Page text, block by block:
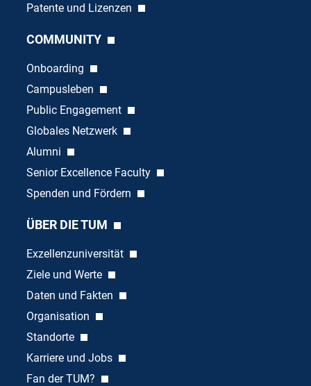
Patente und Lizenzen
COMMUNITY
Onboarding
Campusleben
Public Engagement
Globales Netzwerk
Alumni
Senior Excellence Faculty
Spenden und Fördern
ÜBER DIE TUM
Exzellenzuniversität
Ziele und Werte
Daten und Fakten
Organisation
Standorte
Karriere und Jobs
Fan der TUM?